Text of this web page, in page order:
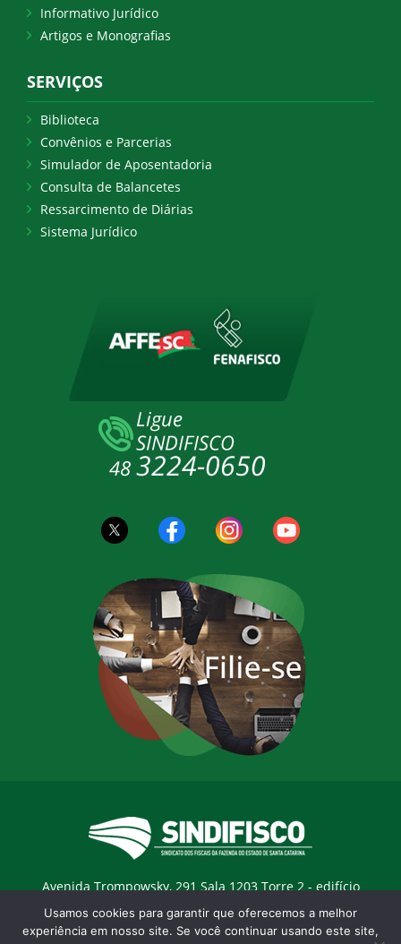
Informativo Jurídico
Artigos e Monografias
SERVIÇOS
Biblioteca
Convênios e Parcerias
Simulador de Aposentadoria
Consulta de Balancetes
Ressarcimento de Diárias
Sistema Jurídico
Avenida Trompowsky, 291 Sala 1203 Torre 2 - edifício
Trompowsky Corporate - Centro - Florianopólis / SC - CEP:
88015-300 |E-mail:sindifisco@sindifisco.org.br
Usamos cookies para garantir que oferecemos a melhor
experiência em nosso site. Se você continuar usando este site,